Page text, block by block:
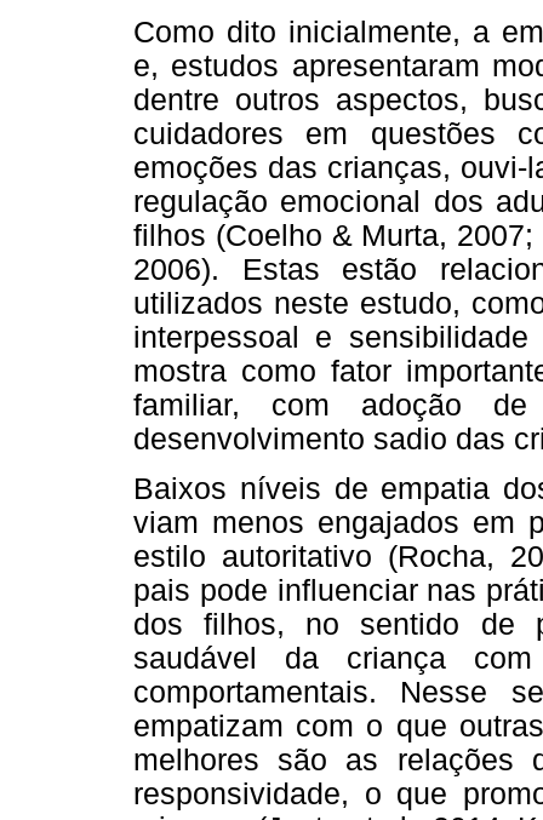
Como dito inicialmente, a
e, estudos apresentaram
dentre outros aspectos,
cuidadores em questões
emoções das crianças,
regulação emocional dos
filhos (Coelho & Murta,
2006). Estas estão
utilizados neste estudo,
interpessoal e
mostra como fator
familiar, com adoção de
desenvolvimento sadio das
Baixos níveis de empatia
viam menos engajados em
estilo autoritativo (Rocha,
pais pode influenciar nas
dos filhos, no sentido de
saudável da criança
comportamentais. Nesse
empatizam com o que
melhores são as relações
responsividade, o que